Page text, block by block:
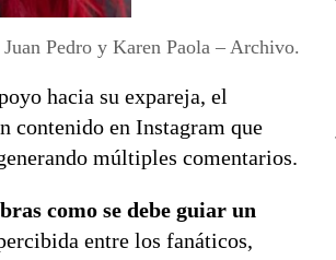
Juan Pedro y Karen Paola – Archivo.
hacia su expareja, el
contenido en Instagram que
múltiples comentarios.
como se debe guiar un
entre los fanáticos,